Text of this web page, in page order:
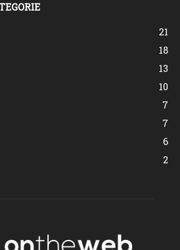
21
18
13
10
7
7
6
2